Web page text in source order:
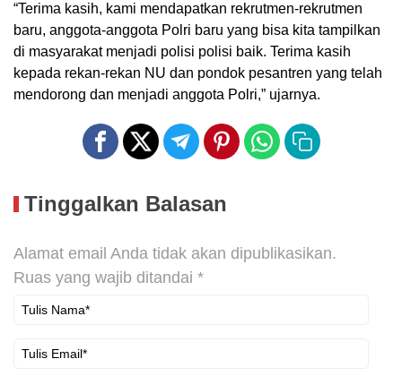
“Terima kasih, kami mendapatkan rekrutmen-rekrutmen
baru, anggota-anggota Polri baru yang bisa kita tampilkan
di masyarakat menjadi polisi polisi baik. Terima kasih
kepada rekan-rekan NU dan pondok pesantren yang telah
mendorong dan menjadi anggota Polri,” ujarnya.
Tinggalkan Balasan
Alamat email Anda tidak akan dipublikasikan.
Ruas yang wajib ditandai *